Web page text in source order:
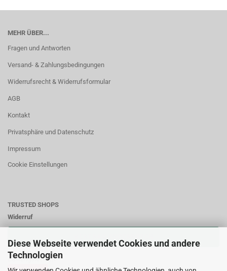
Diese Webseite verwendet Cookies und andere
Technologien
MEHR ÜBER...
Fragen und Antworten
Versand- & Zahlungsbedingungen
Widerrufsrecht & Widerrufsformular
AGB
Kontakt
Privatsphäre und Datenschutz
Impressum
Cookie Einstellungen
TRUSTED SHOPS
Widerruf
Zahlungsweisen: